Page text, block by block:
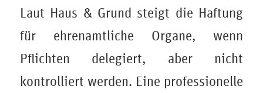
Laut Haus & Grund steigt die Haftung
für ehrenamtliche Organe, wenn
Pflichten delegiert, aber nicht
kontrolliert werden. Eine professionelle